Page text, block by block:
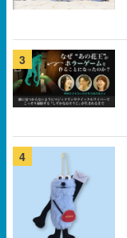
3
4